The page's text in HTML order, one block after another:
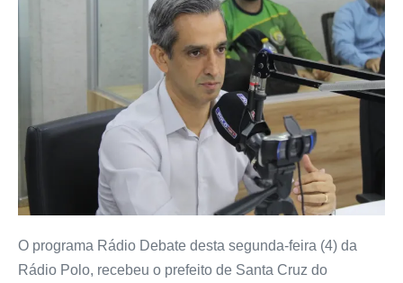
O programa Rádio Debate desta segunda-feira (4) da
Rádio Polo, recebeu o prefeito de Santa Cruz do